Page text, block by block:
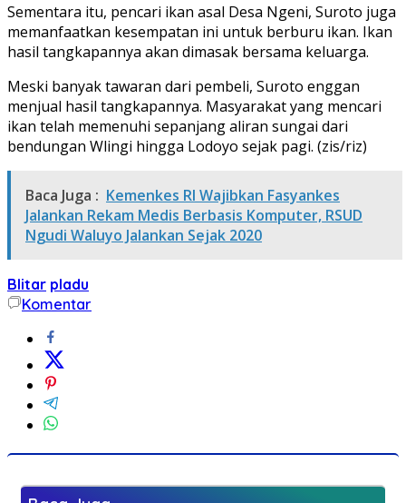
Sementara itu, pencari ikan asal Desa Ngeni, Suroto juga
memanfaatkan kesempatan ini untuk berburu ikan. Ikan
hasil tangkapannya akan dimasak bersama keluarga.
Meski banyak tawaran dari pembeli, Suroto enggan
menjual hasil tangkapannya. Masyarakat yang mencari
ikan telah memenuhi sepanjang aliran sungai dari
bendungan Wlingi hingga Lodoyo sejak pagi. (zis/riz)
Baca Juga : Kemenkes RI Wajibkan Fasyankes
Jalankan Rekam Medis Berbasis Komputer, RSUD
Ngudi Waluyo Jalankan Sejak 2020
Blitar pladu
Komentar